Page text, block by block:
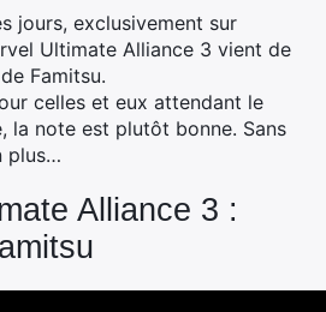
jours, exclusivement sur
Ultimate Alliance 3 vient de
Famitsu.
celles et eux attendant le
la note est plutôt bonne. Sans
plus…
Alliance 3 :